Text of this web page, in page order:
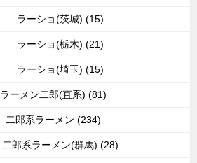
ラーショ(茨城) (15)
ラーショ(栃木) (21)
ラーショ(埼玉) (15)
ラーメン二郎(直系) (81)
二郎系ラーメン (234)
二郎系ラーメン(群馬) (28)